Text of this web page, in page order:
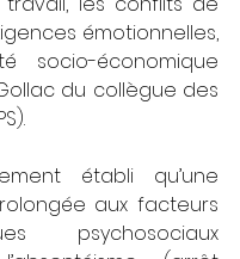
émotionnelles,
socio-économique
du collègue des
établi qu’une
aux facteurs
psychosociaux